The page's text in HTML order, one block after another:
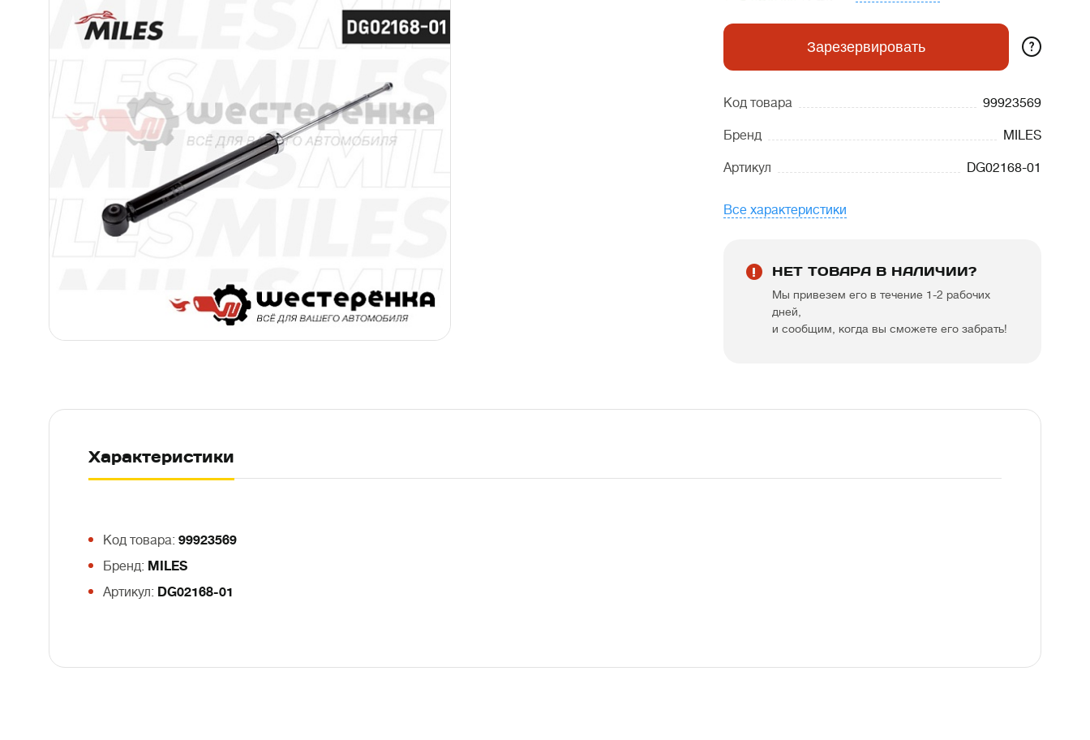
Зарезервировать ?
Код товара 99923569
Бренд MILES
Артикул DG02168-01
Все характеристики
НЕТ ТОВАРА В НАЛИЧИИ?
Мы привезем его в течение 1-2 рабочих
дней,
и сообщим, когда вы сможете его забрать!
Характеристики
Код товара: 99923569
Бренд: MILES
Артикул: DG02168-01